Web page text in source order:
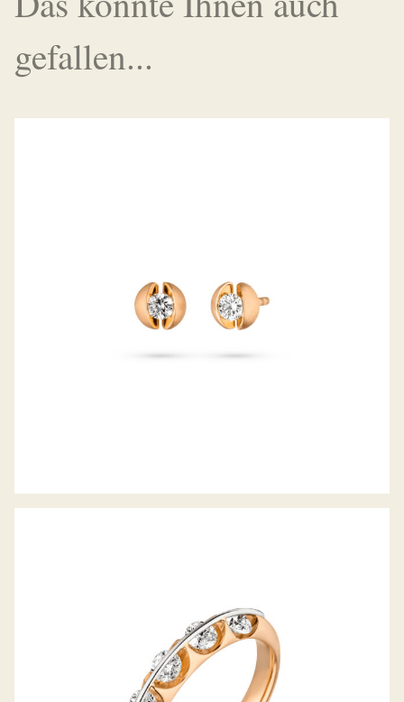
gefallen...
DIAMANTRING LIBERTÉ